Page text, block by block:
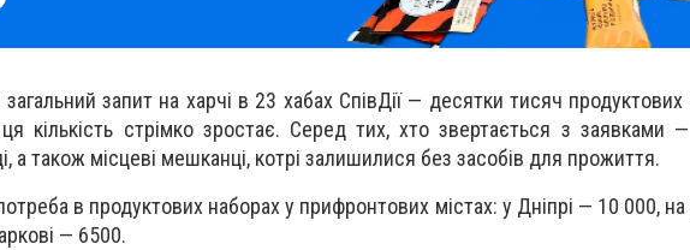
загальний запит на харчі в 23 хабах СпівДії — десятки тисяч продуктових
кількість стрімко зростає. Серед тих, хто звертається з заявками
а також місцеві мешканці, котрі залишилися без засобів для прожиття.
в продуктових наборах у прифронтових містах: у Дніпрі — 10 000,
— 6500.